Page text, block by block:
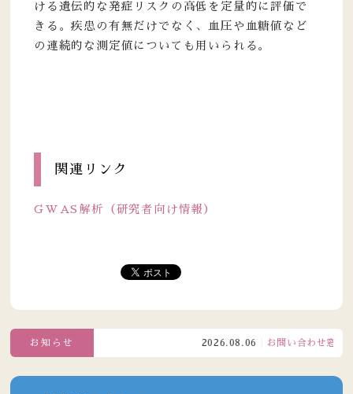
ける遺伝的な発症リスクの高低を定量的に評価で
きる。疾患の有無だけでなく、血圧や血糖値など
の連続的な測定値についても用いられる。
関連リンク
GWAS解析（研究者向け情報）
お知らせ 2026.08.06 お問い合わせ窓口